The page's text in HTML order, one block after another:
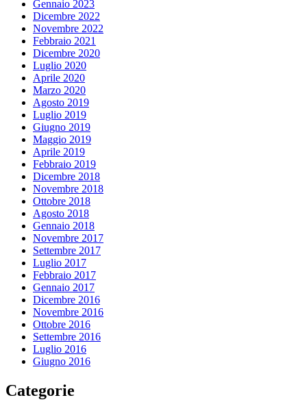
Gennaio 2023
Dicembre 2022
Novembre 2022
Febbraio 2021
Dicembre 2020
Luglio 2020
Aprile 2020
Marzo 2020
Agosto 2019
Luglio 2019
Giugno 2019
Maggio 2019
Aprile 2019
Febbraio 2019
Dicembre 2018
Novembre 2018
Ottobre 2018
Agosto 2018
Gennaio 2018
Novembre 2017
Settembre 2017
Luglio 2017
Febbraio 2017
Gennaio 2017
Dicembre 2016
Novembre 2016
Ottobre 2016
Settembre 2016
Luglio 2016
Giugno 2016
Categorie